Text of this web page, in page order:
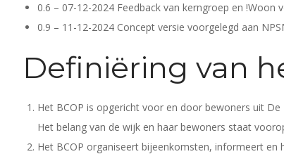
0.6 – 07-12-2024 Feedback van kerngroep en !Woon
0.9 – 11-12-2024 Concept versie voorgelegd aan
Definiëring van
Het BCOP is opgericht voor en door bewoners uit
Het belang van de wijk en haar bewoners staat
Het BCOP organiseert bijeenkomsten, informeert